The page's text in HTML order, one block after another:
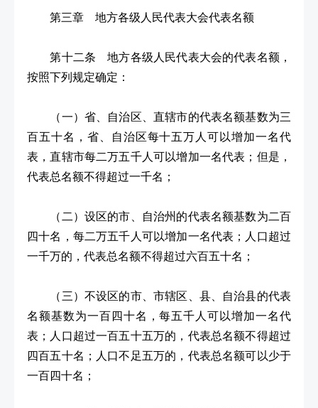
第三章 地方各级人民代表大会代表名额
第十二条 地方各级人民代表大会的代表名额，
按照下列规定确定：
（一）省、自治区、直辖市的代表名额基数为三
百五十名，省、自治区每十五万人可以增加一名代
表，直辖市每二万五千人可以增加一名代表；但是，
代表总名额不得超过一千名；
（二）设区的市、自治州的代表名额基数为二百
四十名，每二万五千人可以增加一名代表；人口超过
一千万的，代表总名额不得超过六百五十名；
（三）不设区的市、市辖区、县、自治县的代表
名额基数为一百四十名，每五千人可以增加一名代
表；人口超过一百五十五万的，代表总名额不得超过
四百五十名；人口不足五万的，代表总名额可以少于
一百四十名；